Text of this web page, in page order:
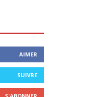
AIMER
SUIVRE